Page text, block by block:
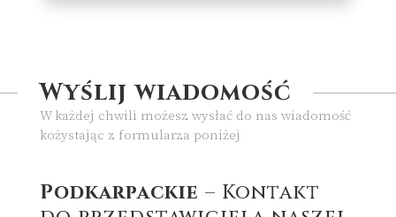
Wyślij wiadomość
W każdej chwili możesz wysłać do nas wiadomość
kożystając z formularza poniżej
Podkarpackie – Kontakt